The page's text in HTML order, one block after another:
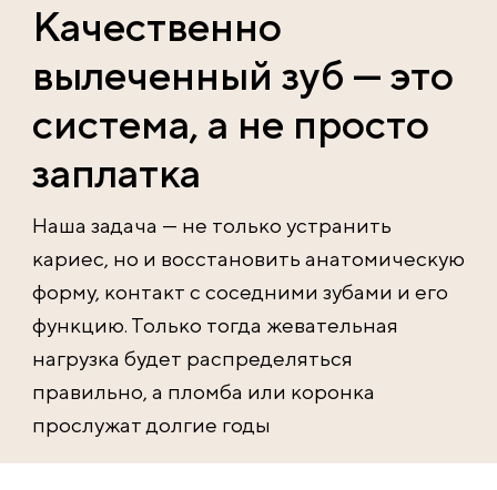
Качественно
вылеченный зуб — это
система, а не просто
заплатка
Наша задача — не только устранить
кариес, но и восстановить анатомическую
форму, контакт с соседними зубами и его
функцию. Только тогда жевательная
нагрузка будет распределяться
правильно, а пломба или коронка
прослужат долгие годы